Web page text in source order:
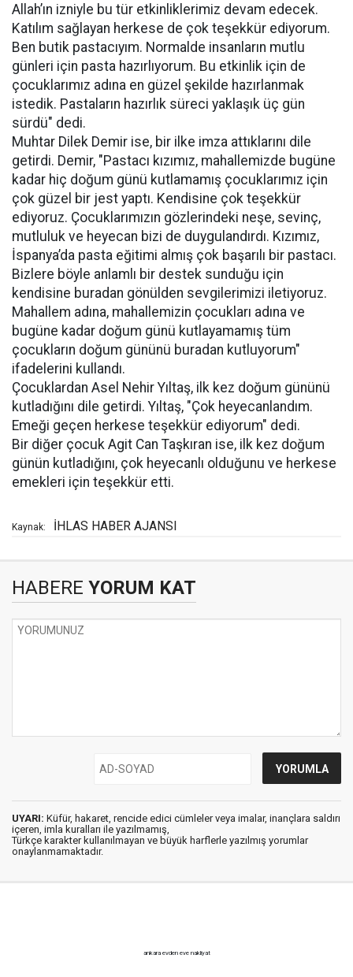
Allah’ın izniyle bu tür etkinliklerimiz devam edecek.
Katılım sağlayan herkese de çok teşekkür ediyorum.
Ben butik pastacıyım. Normalde insanların mutlu
günleri için pasta hazırlıyorum. Bu etkinlik için de
çocuklarımız adına en güzel şekilde hazırlanmak
istedik. Pastaların hazırlık süreci yaklaşık üç gün
sürdü" dedi.
Muhtar Dilek Demir ise, bir ilke imza attıklarını dile
getirdi. Demir, "Pastacı kızımız, mahallemizde bugüne
kadar hiç doğum günü kutlamamış çocuklarımız için
çok güzel bir jest yaptı. Kendisine çok teşekkür
ediyoruz. Çocuklarımızın gözlerindeki neşe, sevinç,
mutluluk ve heyecan bizi de duygulandırdı. Kızımız,
İspanya’da pasta eğitimi almış çok başarılı bir pastacı.
Bizlere böyle anlamlı bir destek sunduğu için
kendisine buradan gönülden sevgilerimizi iletiyoruz.
Mahallem adına, mahallemizin çocukları adına ve
bugüne kadar doğum günü kutlayamamış tüm
çocukların doğum gününü buradan kutluyorum"
ifadelerini kullandı.
Çocuklardan Asel Nehir Yıltaş, ilk kez doğum gününü
kutladığını dile getirdi. Yıltaş, "Çok heyecanlandım.
Emeği geçen herkese teşekkür ediyorum" dedi.
Bir diğer çocuk Agit Can Taşkıran ise, ilk kez doğum
günün kutladığını, çok heyecanlı olduğunu ve herkese
emekleri için teşekkür etti.
Kaynak: İHLAS HABER AJANSI
HABERE YORUM KAT
UYARI: Küfür, hakaret, rencide edici cümleler veya imalar, inançlara saldırı
içeren, imla kuralları ile yazılmamış,
Türkçe karakter kullanılmayan ve büyük harflerle yazılmış yorumlar
onaylanmamaktadır.
ankara evden eve nakliyat